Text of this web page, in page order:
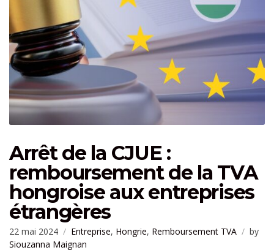
Arrêt de la CJUE :
remboursement de la TVA
hongroise aux entreprises
étrangères
22 mai 2024 Entreprise, Hongrie, Remboursement TVA
by
Siouzanna Maignan